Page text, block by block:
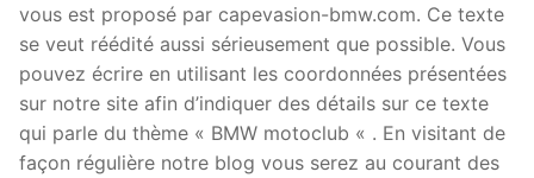
vous est proposé par capevasion-bmw.com. Ce texte
se veut réédité aussi sérieusement que possible. Vous
pouvez écrire en utilisant les coordonnées présentées
sur notre site afin d’indiquer des détails sur ce texte
qui parle du thème « BMW motoclub « . En visitant de
façon régulière notre blog vous serez au courant des